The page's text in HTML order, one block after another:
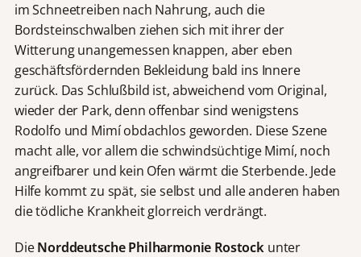
im Schneetreiben nach Nahrung, auch die
Bordsteinschwalben ziehen sich mit ihrer der
Witterung unangemessen knappen, aber eben
geschäftsfördernden Bekleidung bald ins Innere
zurück. Das Schlußbild ist, abweichend vom Original,
wieder der Park, denn offenbar sind wenigstens
Rodolfo und Mimí obdachlos geworden. Diese Szene
macht alle, vor allem die schwindsüchtige Mimí, noch
angreifbarer und kein Ofen wärmt die Sterbende. Jede
Hilfe kommt zu spät, sie selbst und alle anderen haben
die tödliche Krankheit glorreich verdrängt.
DieNorddeutsche Philharmonie Rostock unter